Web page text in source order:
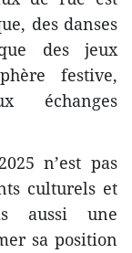
des danses
des jeux
festive,
échanges
n’est pas
culturels et
aussi une
sa position